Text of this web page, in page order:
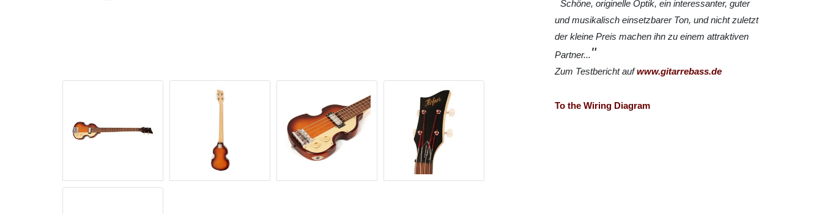
Schöne, originelle Optik, ein interessanter, guter
und musikalisch einsetzbarer Ton, und nicht zuletzt
der kleine Preis machen ihn zu einem attraktiven
Partner..."
Zum Testbericht aufwww.gitarrebass.de
To the Wiring Diagram